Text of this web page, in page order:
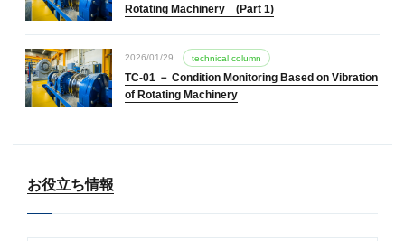
Rotating Machinery (Part 1)
2026/01/29 technical column
TC-01 － Condition Monitoring Based on Vibration
of Rotating Machinery
お役立ち情報